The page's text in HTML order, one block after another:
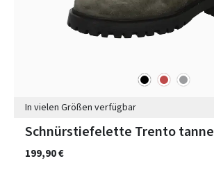
schwarz
rot grau
In vielen Größen verfügbar
Schnürstiefelette Trento tanne
199,90 €